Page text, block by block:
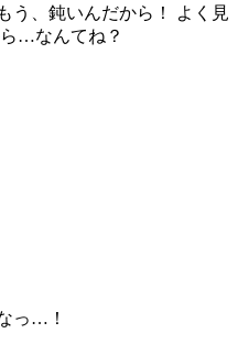
もう、鈍いんだから！ よく見
…なんてね？
っ…！